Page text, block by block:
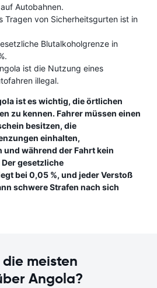
Autobahnen.
Tragen von Sicherheitsgurten ist in
Blutalkoholgrenze in
ist die Nutzung eines
illegal.
ist es wichtig, die örtlichen
zu kennen. Fahrer müssen einen
besitzen, die
einhalten,
während der Fahrt kein
gesetzliche
bei 0,05 %, und jeder Verstoß
schwere Strafen nach sich
meisten
Angola?